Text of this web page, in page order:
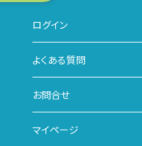
ログイン
よくある質問
お問合せ
マイページ